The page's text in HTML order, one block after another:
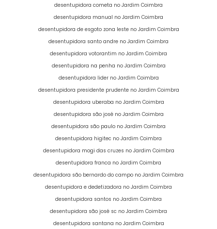
desentupidora cometa no Jardim Coimbra
desentupidora manual no Jardim Coimbra
desentupidora de esgoto zona leste no Jardim Coimbra
desentupidora santo andre no Jardim Coimbra
desentupidora votorantim no Jardim Coimbra
desentupidora na penha no Jardim Coimbra
desentupidora lider no Jardim Coimbra
desentupidora presidente prudente no Jardim Coimbra
desentupidora uberaba no Jardim Coimbra
desentupidora são josé no Jardim Coimbra
desentupidora são paulo no Jardim Coimbra
desentupidora higitec no Jardim Coimbra
desentupidora mogi das cruzes no Jardim Coimbra
desentupidora franca no Jardim Coimbra
desentupidora são bernardo do campo no Jardim Coimbra
desentupidora e dedetizadora no Jardim Coimbra
desentupidora santos no Jardim Coimbra
desentupidora são josé sc no Jardim Coimbra
desentupidora santana no Jardim Coimbra